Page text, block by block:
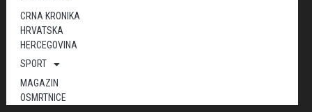
CRNA KRONIKA
HRVATSKA
HERCEGOVINA
SPORT
MAGAZIN
OSMRTNICE